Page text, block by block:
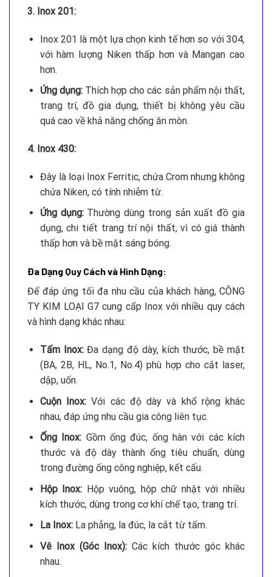
3. Inox 201:
Inox 201 là một lựa chọn kinh tế hơn so với 304,
với hàm lượng Niken thấp hơn và Mangan cao
hơn.
Ứng dụng:Thích hợp cho các sản phẩm nội thất,
trang trí, đồ gia dụng, thiết bị không yêu cầu
quá cao về khả năng chống ăn mòn.
4. Inox 430:
Đây là loại Inox Ferritic, chứa Crom nhưng không
chứa Niken, có tính nhiễm từ.
Ứng dụng:Thường dùng trong sản xuất đồ gia
dụng, chi tiết trang trí nội thất, vì có giá thành
thấp hơn và bề mặt sáng bóng.
Đa Dạng Quy Cách và Hình Dạng:
Để đáp ứng tối đa nhu cầu của khách hàng, CÔNG
TY KIM LOẠI G7 cung cấp Inox với nhiều quy cách
và hình dạng khác nhau:
Tấm Inox:Đa dạng độ dày, kích thước, bề mặt
(BA, 2B, HL, No.1, No.4) phù hợp cho cắt laser,
dập, uốn.
Cuộn Inox: Với các độ dày và khổ rộng khác
nhau, đáp ứng nhu cầu gia công liên tục.
Ống Inox: Gồm ống đúc, ống hàn với các kích
thước và độ dày thành ống tiêu chuẩn, dùng
trong đường ống công nghiệp, kết cấu.
Hộp Inox: Hộp vuông, hộp chữ nhật với nhiều
kích thước, dùng trong cơ khí chế tạo, trang trí.
La Inox:La phẳng, la đúc, la cắt từ tấm.
Vê Inox (Góc Inox):Các kích thước góc khác
nhau.